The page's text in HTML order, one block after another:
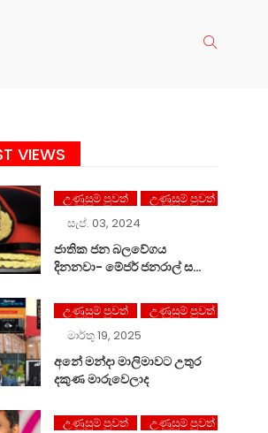
VIEWS
උණුසුම් පුවත්
උණුසුම් පුවත්
සැප්. 03, 2024
ජාතික ජන බලවේගය
දිනනවා- මේජර් ජනරාල් සලේ
උණුසුම් පුවත්
උණුසුම් පුවත්
මාර්තු 19, 2025
අනේ මන්දා මාලිමාවට උතුර
දකුණ මාරුවෙලාද
උණුසුම් පුවත්
උණුසුම් පුවත්